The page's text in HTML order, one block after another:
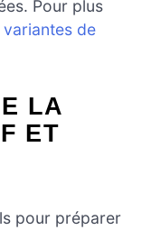
Pour plus
variantes de
LA
ET
pour préparer